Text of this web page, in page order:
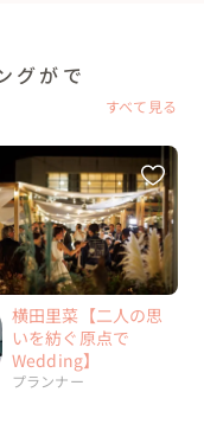
グがで
すべて見る
横田里菜【二人の思
いを紡ぐ原点で
Wedding】
プランナー